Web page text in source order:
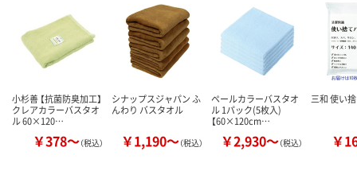
小杉善 【抗菌防臭加工】
クレアカラーバスタオ
ル 60×120…
￥378～（税込）
シナップスジャパン ふ
んわり バスタオル
￥1,190～（税込）
ペールカラーバスタオ
ル 1パック(5枚入)
【60×120cm…
￥2,930～（税込）
三和 使い
￥